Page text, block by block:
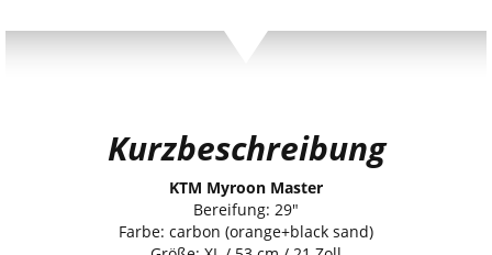
Kurzbeschreibung
KTM Myroon Master
Bereifung: 29"
Farbe: carbon (orange+black sand)